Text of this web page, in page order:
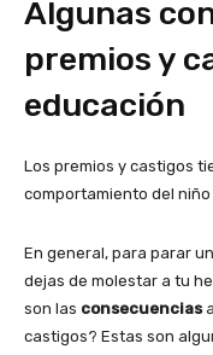
Algunas
premios y
educación
Los premios y castigos
comportamiento del
En general, para parar
dejas de molestar a tu
son las consecuencias
castigos? Estas son